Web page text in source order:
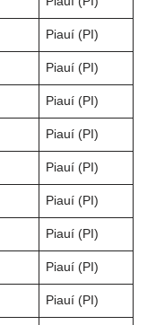
Piauí (PI)
Piauí (PI)
Piauí (PI)
Piauí (PI)
Piauí (PI)
Piauí (PI)
Piauí (PI)
Piauí (PI)
Piauí (PI)